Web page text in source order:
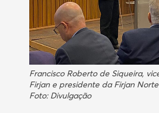
Francisco Roberto de Siqueira,
Firjan e presidente da Firjan
Foto: Divulgação